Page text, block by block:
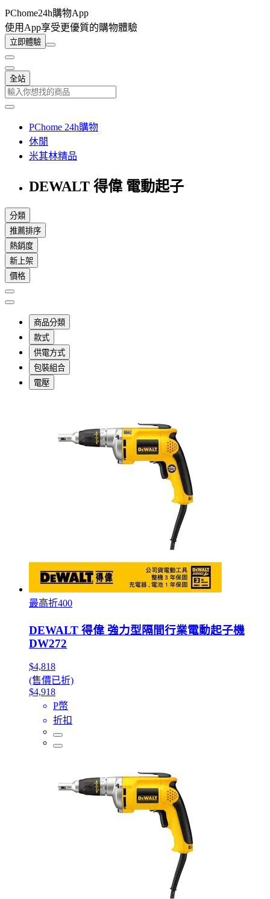
PChome24h購物App
使用App享受更優質的購物體驗
立即體驗
全站
PChome 24h購物
休閒
米其林精品
DEWALT 得偉 電動起子
分類
推薦排序
熱銷度
新上架
價格
商品分類
款式
供電方式
包裝組合
電壓
最高折400
DEWALT 得偉 強力型隔間行業電動起子機
DW272
$4,818
(售價已折)
$4,918
P幣
折扣